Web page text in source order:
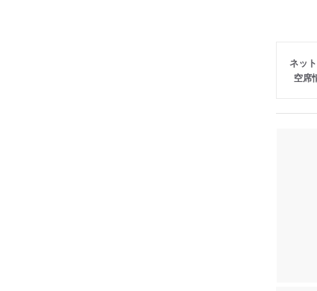
ネッ
空席